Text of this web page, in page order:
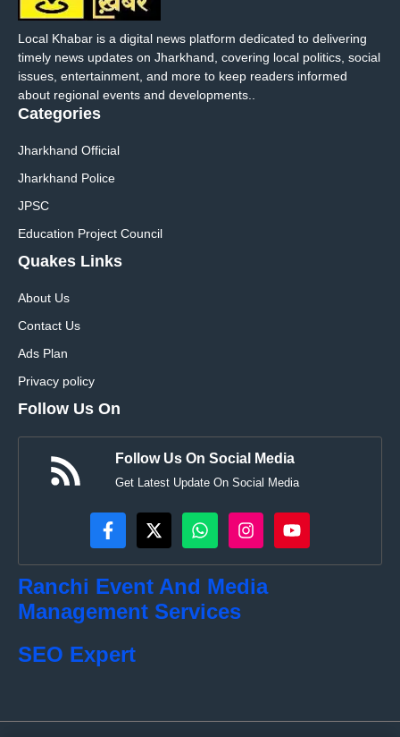
Local Khabar is a digital news platform dedicated to delivering
timely news updates on Jharkhand, covering local politics, social
issues, entertainment, and more to keep readers informed
about regional events and developments..
Categories
Jharkhand Official
Jharkhand Police
JPSC
Education Project Council
Quakes Links
About Us
Contact Us
Ads Plan
Privacy policy
Follow Us On
Follow Us On Social Media
Get Latest Update On Social Media
Ranchi Event And Media
Management Services
SEO Expert